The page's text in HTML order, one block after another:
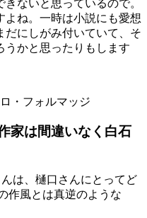
ないと思っているので。
よね。一時は小説にも愛想
だにしがみ付いていて、そ
うかと思ったりもします
家は間違いなく白石
は、樋口さんにとってど
作風とは真逆のような